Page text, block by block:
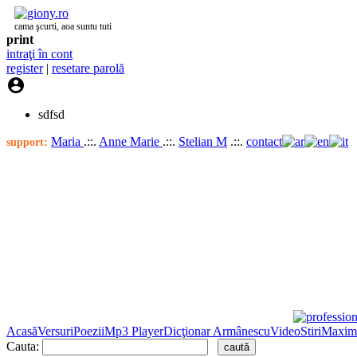
cama şcurti, aoa suntu tuti
print
intraţi în cont
register| resetare parolă

sdfsd
support: Maria .::. Anne Marie .::. Stelian M .::. contact
AcasăVersuriPoeziiMp3 PlayerDicţionar ArmânescuVideoStiri
Cauta: